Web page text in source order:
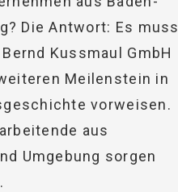
Die Antwort: Es muss
Kussmaul GmbH
Meilenstein in
vorweisen.
aus
Umgebung sorgen